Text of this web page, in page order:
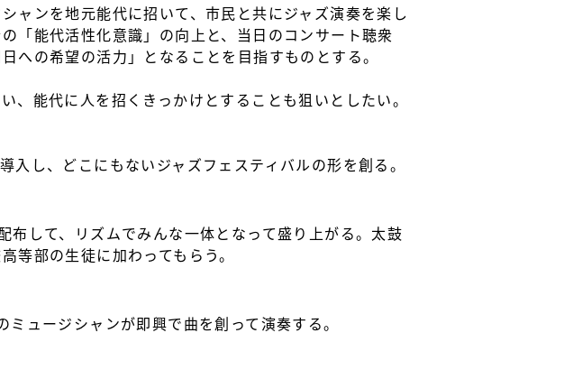
ャンを地元能代に招いて、市民と共にジャズ演奏を楽し
「能代活性化意識」の向上と、当日のコンサート聴衆
への希望の活力」となることを目指すものとする。
、能代に人を招くきっかけとすることも狙いとしたい。
し、どこにもないジャズフェスティバルの形を創る。
して、リズムでみんな一体となって盛り上がる。太鼓
等部の生徒に加わってもらう。
ュージシャンが即興で曲を創って演奏する。